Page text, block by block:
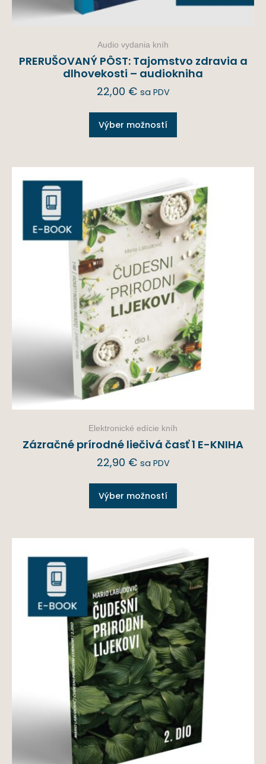
Audio vydania kníh
PRERUŠOVANÝ PÔST: Tajomstvo zdravia a
dlhovekosti – audiokniha
22,00 € sa PDV
Výber možností
Elektronické edície kníh
Zázračné prírodné liečivá časť 1 E-KNIHA
22,90 € sa PDV
Výber možností